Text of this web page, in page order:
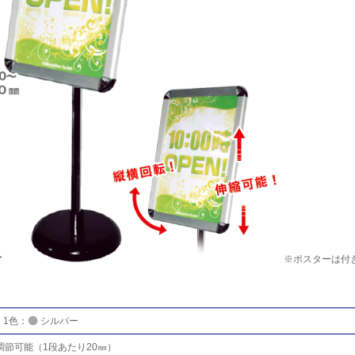
※ポスターは付
色： シルバー
節可能（1段あたり20㎜）